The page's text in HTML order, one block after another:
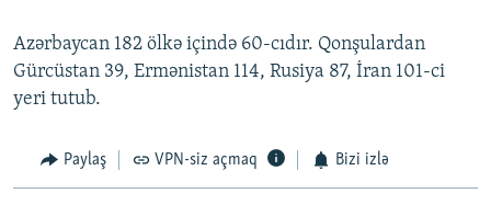
Azərbaycan 182 ölkə içində 60-cıdır. Qonşulardan
Gürcüstan 39, Ermənistan 114, Rusiya 87, İran 101-ci
yeri tutub.
Paylaş VPN-siz açmaq Bizi izlə